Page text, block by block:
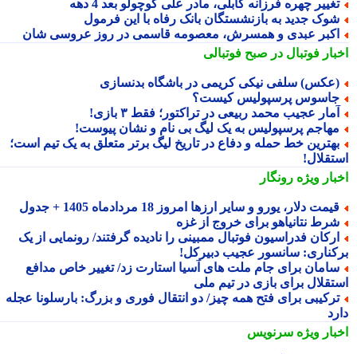
چهره فرزانه کابلی، مادر علی کوچولو بعد 4 دهه
جدید به بازنشستگان بانک رفاه با این فرمول
عبدی و همسرش، معصومه قاسمی در روز عروسی شان
فوتبال در صبح فوتبالی
سلفی نیکی کریمی در باشگاه بدنسازی
پرسپولیس کیست؟
عجیب محمد ربیعی در تراکتور؛ فقط ۳ بازی!
پرسپولیس به یک لیگ بی نام و نشان پیوست!
خط حمله و دفاع در تاریخ لیگ برتر متعلق به یک تیم است؛
ویژهرونگار
دلار، یورو و سایر ارزها امروز 18 مردادماه 1405 + جدول
نتانیاهو برای خروج از غزه
فدراسیون فوتبال ممبینی را نادیده گرفتند/ رونمایی از یک
سانسور عجیب دبیرکل!
برای جام ملت های آسیا استارت زد/ تغییر خاص مدافع
برای بازی در تیم ملی
برای فتح همه چیز/ دو انتقال فوری و بزرگ: بارسلونا عجله
ویژهسرنویس